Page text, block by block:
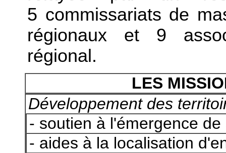
5 commissariats de
régionaux et 9
régional.
LES
Développement des
- soutien à l'émergence
- aides à la localisation